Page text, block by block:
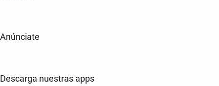
Anúnciate
Descarga nuestras apps